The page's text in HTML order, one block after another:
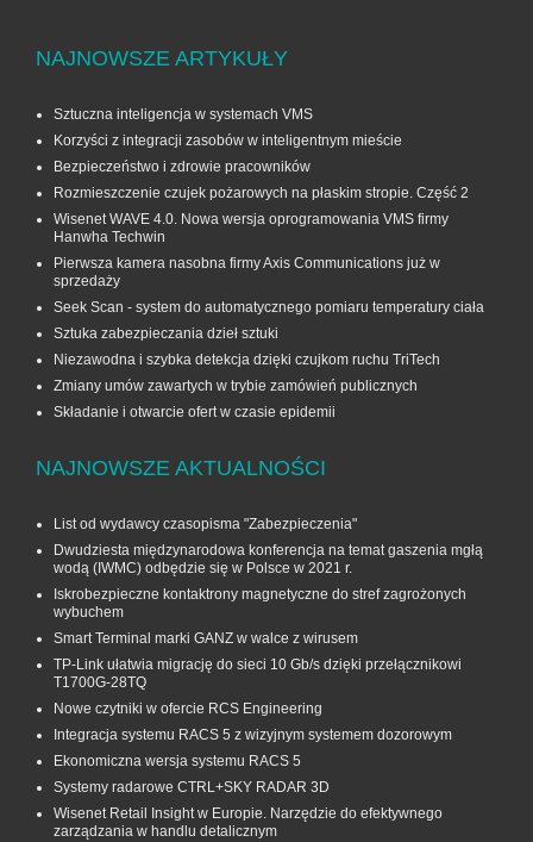
NAJNOWSZE ARTYKUŁY
Sztuczna inteligencja w systemach VMS
Korzyści z integracji zasobów w inteligentnym mieście
Bezpieczeństwo i zdrowie pracowników
Rozmieszczenie czujek pożarowych na płaskim stropie. Część 2
Wisenet WAVE 4.0. Nowa wersja oprogramowania VMS firmy
Hanwha Techwin
Pierwsza kamera nasobna firmy Axis Communications już w
sprzedaży
Seek Scan - system do automatycznego pomiaru temperatury ciała
Sztuka zabezpieczania dzieł sztuki
Niezawodna i szybka detekcja dzięki czujkom ruchu TriTech
Zmiany umów zawartych w trybie zamówień publicznych
Składanie i otwarcie ofert w czasie epidemii
NAJNOWSZE AKTUALNOŚCI
List od wydawcy czasopisma "Zabezpieczenia"
Dwudziesta międzynarodowa konferencja na temat gaszenia mgłą
wodą (IWMC) odbędzie się w Polsce w 2021 r.
Iskrobezpieczne kontaktrony magnetyczne do stref zagrożonych
wybuchem
Smart Terminal marki GANZ w walce z wirusem
TP-Link ułatwia migrację do sieci 10 Gb/s dzięki przełącznikowi
T1700G‑28TQ
Nowe czytniki w ofercie RCS Engineering
Integracja systemu RACS 5 z wizyjnym systemem dozorowym
Ekonomiczna wersja systemu RACS 5
Systemy radarowe CTRL+SKY RADAR 3D
Wisenet Retail Insight w Europie. Narzędzie do efektywnego
zarządzania w handlu detalicznym